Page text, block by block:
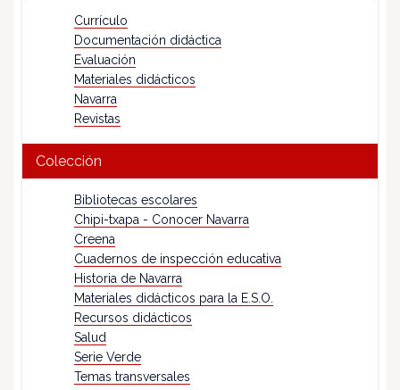
Currículo
Documentación didáctica
Evaluación
Materiales didácticos
Navarra
Revistas
Colección
Bibliotecas escolares
Chipi-txapa - Conocer Navarra
Creena
Cuadernos de inspección educativa
Historia de Navarra
Materiales didácticos para la E.S.O.
Recursos didácticos
Salud
Serie Verde
Temas transversales